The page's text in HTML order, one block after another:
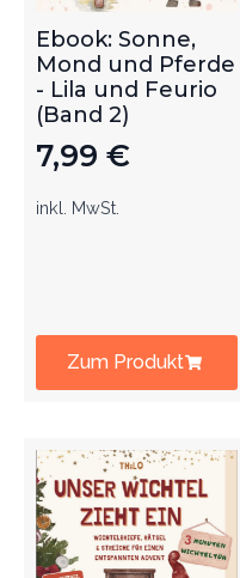
Ebook: Sonne,
Mond und Pferde
- Lila und Feurio
(Band 2)
7,99 €
inkl. MwSt.
Zum Produkt